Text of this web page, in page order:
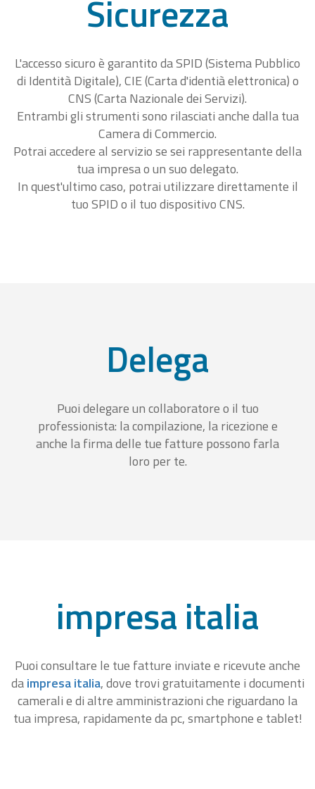
Sicurezza
L'accesso sicuro è garantito da SPID (Sistema Pubblico
di Identità Digitale), CIE (Carta d'identià elettronica) o
CNS (Carta Nazionale dei Servizi).
Entrambi gli strumenti sono rilasciati anche dalla tua
Camera di Commercio.
Potrai accedere al servizio se sei rappresentante della
tua impresa o un suo delegato.
In quest'ultimo caso, potrai utilizzare direttamente il
tuo SPID o il tuo dispositivo CNS.
Delega
Puoi delegare un collaboratore o il tuo
professionista: la compilazione, la ricezione e
anche la firma delle tue fatture possono farla
loro per te.
impresa italia
Puoi consultare le tue fatture inviate e ricevute anche
daimpresa italia, dove trovi gratuitamente i documenti
camerali e di altre amministrazioni che riguardano la
tua impresa, rapidamente da pc, smartphone e tablet!